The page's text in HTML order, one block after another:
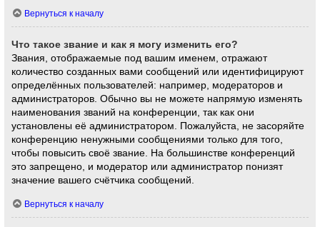
Вернуться к началу
Что такое звание и как я могу изменить его?
Звания, отображаемые под вашим именем, отражают
количество созданных вами сообщений или идентифицируют
определённых пользователей: например, модераторов и
администраторов. Обычно вы не можете напрямую изменять
наименования званий на конференции, так как они
установлены её администратором. Пожалуйста, не засоряйте
конференцию ненужными сообщениями только для того,
чтобы повысить своё звание. На большинстве конференций
это запрещено, и модератор или администратор понизят
значение вашего счётчика сообщений.
Вернуться к началу